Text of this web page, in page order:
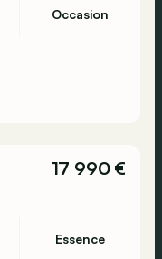
Occasion
17 990 €
Essence